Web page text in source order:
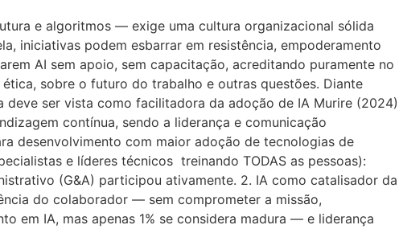
e algoritmos — exige uma cultura organizacional sólida
iniciativas podem esbarrar em resistência, empoderamento
AI sem apoio, sem capacitação, acreditando puramente no
sobre o futuro do trabalho e outras questões. Diante
ser vista como facilitadora da adoção de IA Murire (2024)
contínua, sendo a liderança e comunicação
desenvolvimento com maior adoção de tecnologias de
e líderes técnicos treinando TODAS as pessoas):
(G&A) participou ativamente. 2. IA como catalisador da
do colaborador — sem comprometer a missão,
em IA, mas apenas 1% se considera madura — e liderança